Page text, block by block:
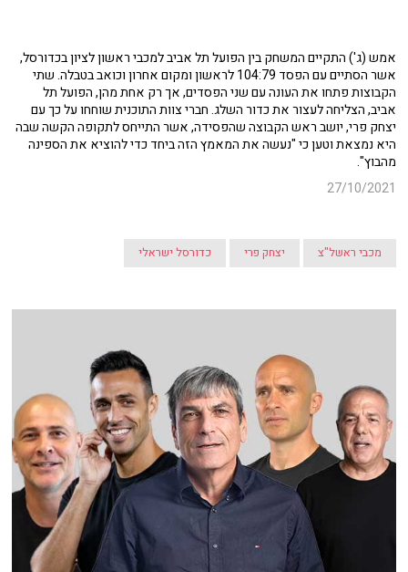
אמש (ג') התקיים המשחק בין הפועל תל אביב למכבי ראשון לציון בכדורסל,
אשר הסתיים עם הפסד 104:79 לראשון ומקום אחרון וכואב בטבלה. שתי
הקבוצות פתחו את העונה עם שני הפסדים, אך רק אחת מהן, הפועל תל
אביב, הצליחה לעצור את כדור השלג. חברי צוות התוכנית שוחחו על כך עם
יצחק פרי, יושב ראש הקבוצה שהפסידה, אשר התייחס לתקופה הקשה שבה
היא נמצאת וטען כי "נעשה את המאמץ הזה ביחד כדי להוציא את הספינה
מהבוץ".
27/10/2021
מכבי ראשל"צ יצחק פרי כדורסל ישראלי